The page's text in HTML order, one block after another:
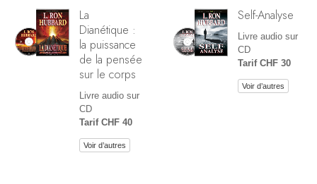
La
Dianétique :
la puissance
de la pensée
sur le corps
Livre audio sur
CD
Tarif CHF 40
Voir d’autres
Self-Analyse
Livre audio sur
CD
Tarif CHF 30
Voir d’autres